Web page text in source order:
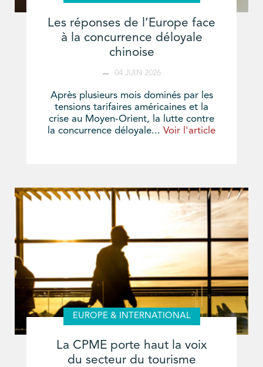
Les réponses de l’Europe face
à la concurrence déloyale
chinoise
04 JUIN 2026
Après plusieurs mois dominés par les
tensions tarifaires américaines et la
crise au Moyen-Orient, la lutte contre
la concurrence déloyale... Voir l'article
EUROPE & INTERNATIONAL
La CPME porte haut la voix
du secteur du tourisme